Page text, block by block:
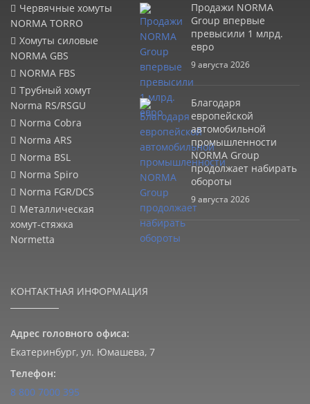
Червячные хомуты
NORMA TORRO
Хомуты силовые
NORMA GBS
NORMA FBS
Трубный хомут
Norma RS/RSGU
Norma Cobra
Norma ARS
Norma BSL
Norma Spiro
Norma FGR/DCS
Металлическая
хомут-стяжка
Normetta
Продажи NORMA
Group впервые
превысили 1 млрд.
евро
9 августа 2026
Благодаря
европейской
автомобильной
промышленности
NORMA Group
продолжает набирать
обороты
9 августа 2026
КОНТАКТНАЯ ИНФОРМАЦИЯ
Адрес головного офиса:
Екатеринбург, ул. Юмашева, 7
Телефон:
8 800 7000 395